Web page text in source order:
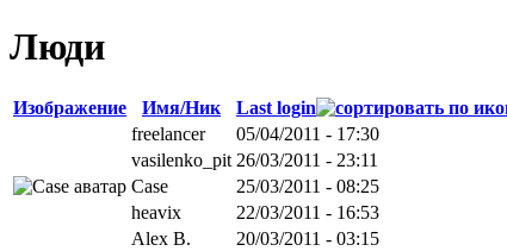
Люди
Изображение Имя/Ник
Last login
freelancer
05/04/2011 - 17:30
vasilenko_pit 26/03/2011 - 23:11
Case
25/03/2011 - 08:25
heavix
22/03/2011 - 16:53
Alex B.
20/03/2011 - 03:15